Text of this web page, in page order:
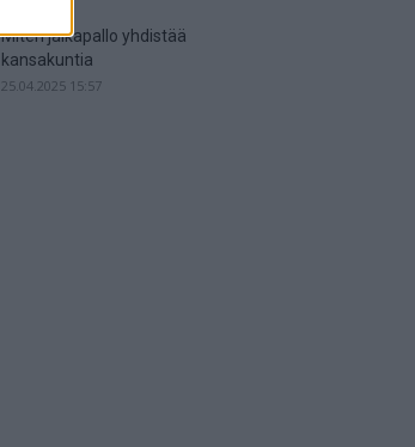
Miten jalkapallo yhdistää
kansakuntia
25.04.2025 15:57